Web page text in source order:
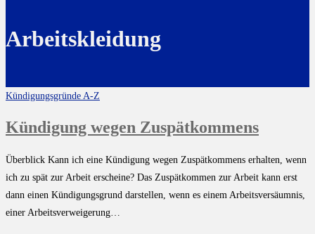
Arbeitskleidung
Kündigungsgründe A-Z
Kündigung wegen Zuspätkommens
Überblick Kann ich eine Kündigung wegen Zuspätkommens erhalten, wenn
ich zu spät zur Arbeit erscheine? Das Zuspätkommen zur Arbeit kann erst
dann einen Kündigungsgrund darstellen, wenn es einem Arbeitsversäumnis,
einer Arbeitsverweigerung…